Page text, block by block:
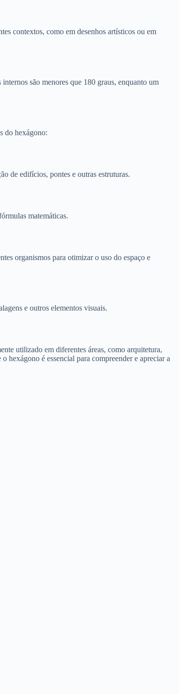
contextos, como em desenhos artísticos ou em
são menores que 180 graus, enquanto um
do hexágono:
de edifícios, pontes e outras estruturas.
matemáticas.
organismos para otimizar o uso do espaço e
e outros elementos visuais.
utilizado em diferentes áreas, como arquitetura,
hexágono é essencial para compreender e apreciar a